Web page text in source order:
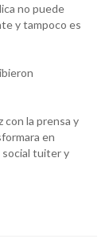
no puede
y tampoco es
con la prensa y
en
social tuiter y